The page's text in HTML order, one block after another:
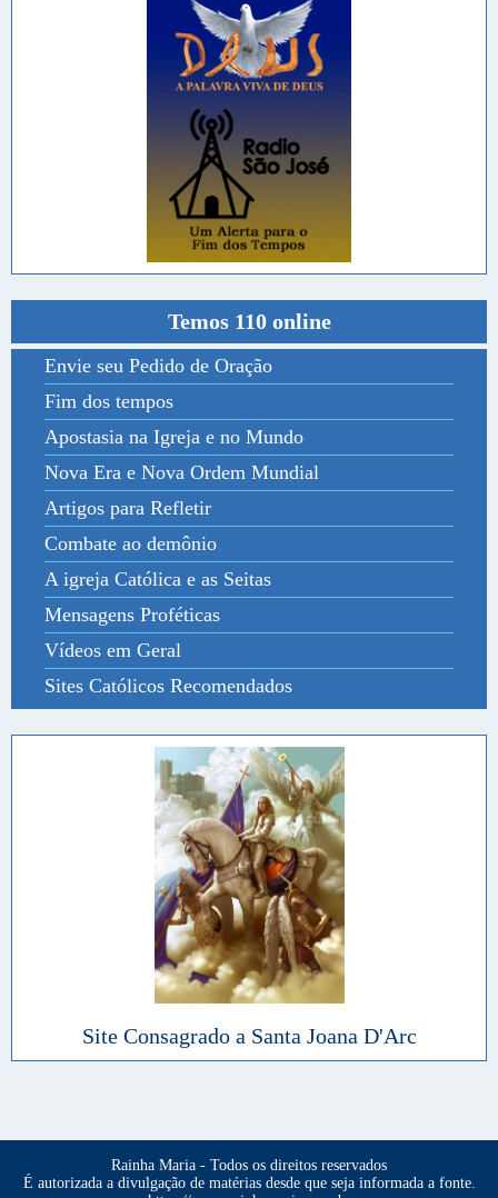
Temos 110 online
Envie seu Pedido de Oração
Fim dos tempos
Apostasia na Igreja e no Mundo
Nova Era e Nova Ordem Mundial
Artigos para Refletir
Combate ao demônio
A igreja Católica e as Seitas
Mensagens Proféticas
Vídeos em Geral
Sites Católicos Recomendados
Site Consagrado a Santa Joana D'Arc
Rainha Maria - Todos os direitos reservados
É autorizada a divulgação de matérias desde que seja informada a fonte.